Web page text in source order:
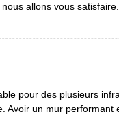
allons vous satisfaire.
pour des plusieurs
Avoir un mur